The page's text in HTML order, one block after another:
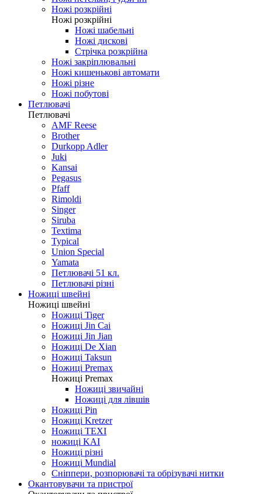
Ножі розкрійні
Ножі розкрійні
Ножі шабельні
Ножі дискові
Стрічка розкрійна
Ножі закріплювальні
Ножі кишенькові автомати
Ножі різне
Ножі побутові
Петлювачі
Петлювачі
AMF Reese
Brother
Durkopp Adler
Juki
Kansai
Pegasus
Pfaff
Rimoldi
Singer
Siruba
Textima
Typical
Union Special
Yamata
Петлювачі 51 кл.
Петлювачі різні
Ножиці швейні
Ножиці швейні
Ножиці Tiger
Ножиці Jin Cai
Ножиці Jin Jian
Ножиці De Xian
Ножиці Taksun
Ножиці Premax
Ножиці Premax
Ножиці звичайні
Ножиці для лівшів
Ножиці Pin
Ножиці Kretzer
Ножиці TEXI
ножиці KAI
Ножиці різні
Ножиці Mundial
Сніппери, розпорювачі та обрізувачі нитки
Окантовувачи та пристрої